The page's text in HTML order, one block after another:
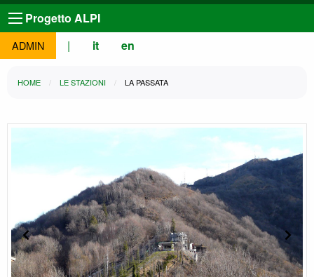
Progetto ALPI
ADMIN | it en
HOME LE STAZIONI LA PASSATA
Slide precedente Slide